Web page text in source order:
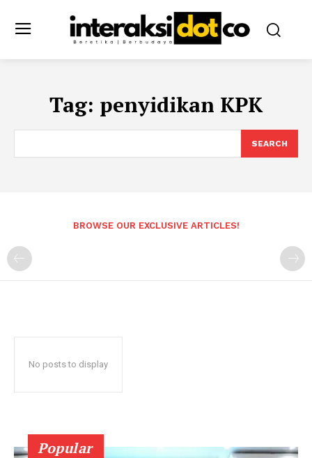
Tag: penyidikan KPK
SEARCH
BROWSE OUR EXCLUSIVE ARTICLES!
No posts to display
Popular